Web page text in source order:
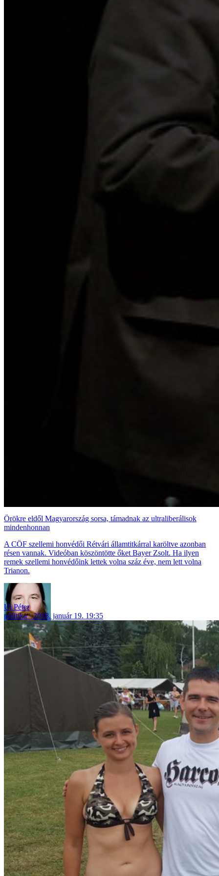
Örökre eldől Magyarország sorsa, támadnak az ultraliberálisok
mindenhonnan
A CÖF szellemi honvédői Rétvári államtitkárral karöltve azonban
résen vannak. Videóban köszöntötte őket Bayer Zsolt. Ha ilyen
remek szellemi honvédőink lettek volna száz éve, nem lett volna
Trianon.
Uj Péter
politika
2018. január 19. 19:35